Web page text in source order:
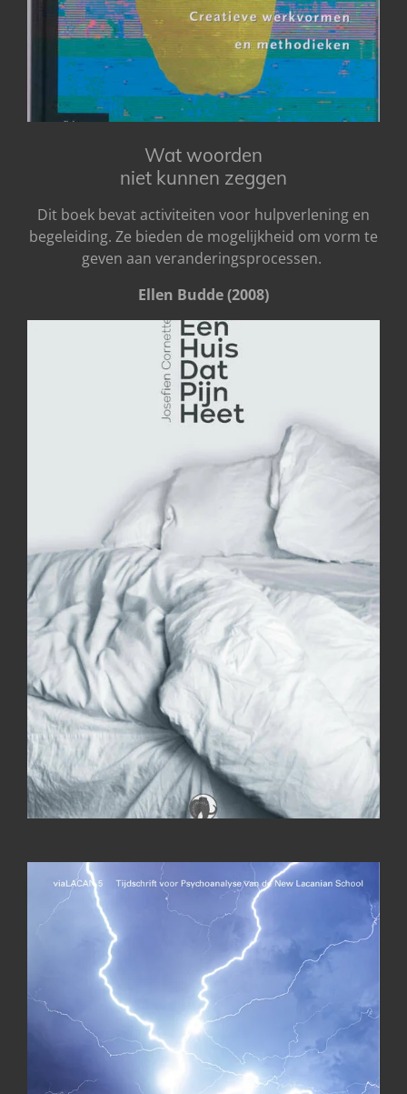
Wat woorden
niet kunnen zeggen
Dit boek bevat activiteiten voor hulpverlening en
begeleiding. Ze bieden de mogelijkheid om vorm te
geven aan veranderingsprocessen.
Ellen Budde (2008)